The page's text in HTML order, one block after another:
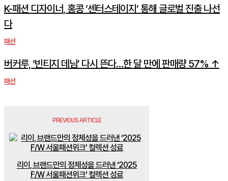
K-패션 디자이너, 홍콩 ‘센터스테이지’ 통해 글로벌 진출 나선
다
패션
버커루, ‘빈티지 데님’ 다시 뜬다…한 달 만에 판매량 57% ↑
패션
PREVIOUS ARTICLE
리이, 브랜드만의 정체성을 드러낸 ‘2025
F/W 서울패션위크’ 컬렉션 성료